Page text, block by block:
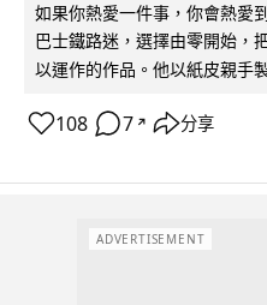
如果你熱愛一件事，你會熱愛
巴士鐵路迷，選擇由零開始，
以運作的作品。他以紙皮親手
108 7 ↗ 分享
ADVERTISEMENT